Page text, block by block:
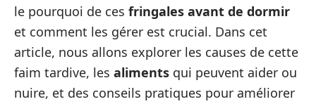
le pourquoi de ces fringales avant de dormir
et comment les gérer est crucial. Dans cet
article, nous allons explorer les causes de cette
faim tardive, les aliments qui peuvent aider ou
nuire, et des conseils pratiques pour améliorer